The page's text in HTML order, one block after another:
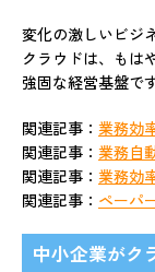
変化の激しいビジ
クラウドは、もは
強固な経営基盤です
関連記事： 業務効
関連記事： 業務自
関連記事： 業務効
関連記事： ペーパ
中小企業がク